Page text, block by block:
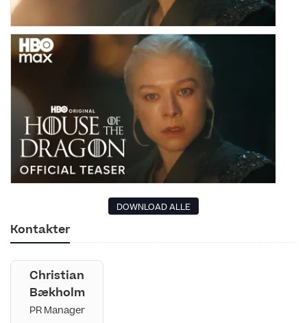
DOWNLOAD ALLE
Kontakter
Christian
Bækholm
PR Manager